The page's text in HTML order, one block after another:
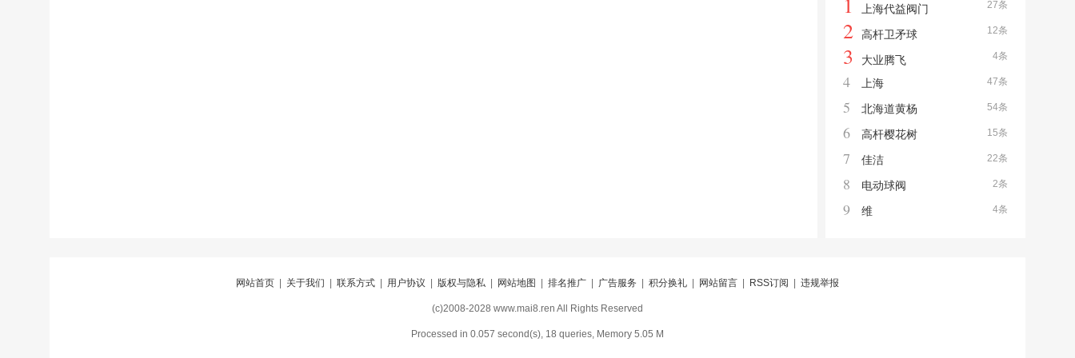
27条
上海代益阀门
12条
2 高杆卫矛球
4条
3 大业腾飞
47条
4 上海
54条
5 北海道黄杨
15条
6 高杆樱花树
22条
7 佳洁
2条
8 电动球阀
4条
9 维
网站首页 关于我们 联系方式 用户协议 版权与隐私 网站地图 排名推广 广告服务 积分换礼 网站留言 RSS订阅 违规举报
(c)2008-2028 www.mai8.ren All Rights Reserved
Processed in 0.057 second(s), 18 queries, Memory 5.05 M